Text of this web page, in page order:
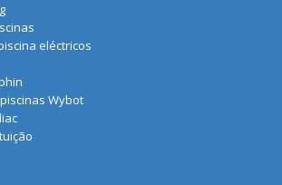
eléctricos
Wybot